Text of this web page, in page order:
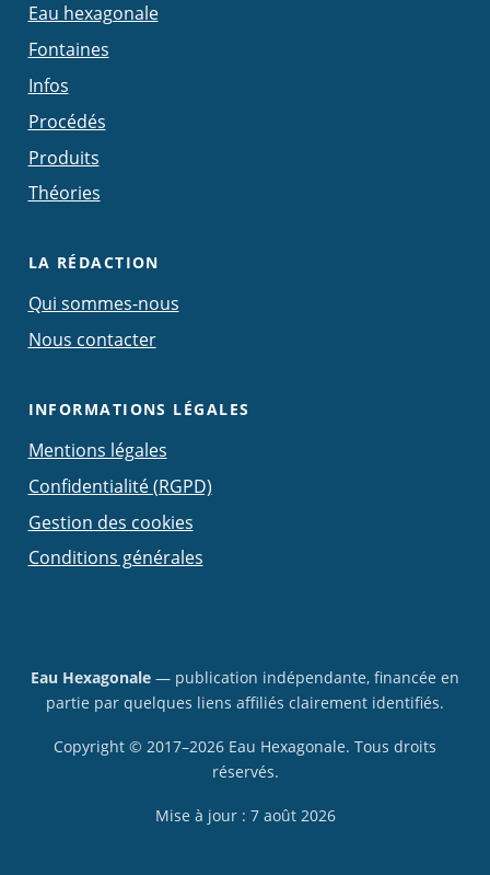
Eau hexagonale
Fontaines
Infos
Procédés
Produits
Théories
LA RÉDACTION
Qui sommes-nous
Nous contacter
INFORMATIONS LÉGALES
Mentions légales
Confidentialité (RGPD)
Gestion des cookies
Conditions générales
Eau Hexagonale — publication indépendante, financée en
partie par quelques liens affiliés clairement identifiés.
Copyright © 2017–2026 Eau Hexagonale. Tous droits
réservés.
Mise à jour : 7 août 2026